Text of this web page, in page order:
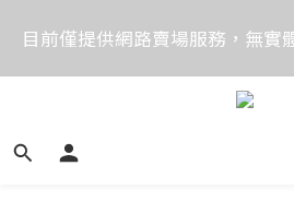
價格均含稅，下單享優惠！歡迎
專案報價。
目前僅提供網路賣場服務，無實
目前電話系統異常，暫時無法